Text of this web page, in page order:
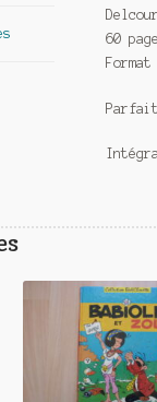
60